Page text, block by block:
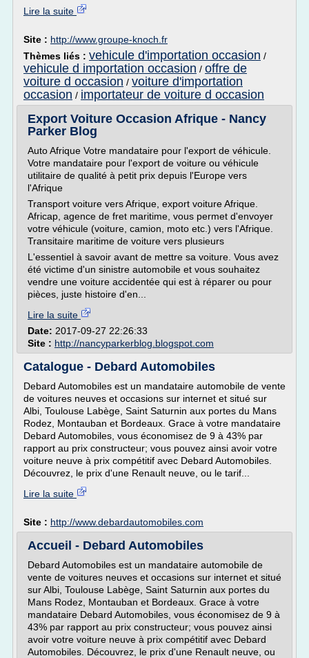
Lire la suite
Site : http://www.groupe-knoch.fr
Thèmes liés : vehicule d'importation occasion /
vehicule d importation occasion / offre de
voiture d occasion / voiture d'importation
occasion / importateur de voiture d occasion
Export Voiture Occasion Afrique - Nancy
Parker Blog
Auto Afrique Votre mandataire pour l'export de véhicule.
Votre mandataire pour l'export de voiture ou véhicule
utilitaire de qualité à petit prix depuis l'Europe vers
l'Afrique
Transport voiture vers Afrique, export voiture Afrique.
Africap, agence de fret maritime, vous permet d'envoyer
votre véhicule (voiture, camion, moto etc.) vers l'Afrique.
Transitaire maritime de voiture vers plusieurs
L'essentiel à savoir avant de mettre sa voiture. Vous avez
été victime d'un sinistre automobile et vous souhaitez
vendre une voiture accidentée qui est à réparer ou pour
pièces, juste histoire d'en...
Lire la suite
Date: 2017-09-27 22:26:33
Site : http://nancyparkerblog.blogspot.com
Catalogue - Debard Automobiles
Debard Automobiles est un mandataire automobile de vente
de voitures neuves et occasions sur internet et situé sur
Albi, Toulouse Labège, Saint Saturnin aux portes du Mans
Rodez, Montauban et Bordeaux. Grace à votre mandataire
Debard Automobiles, vous économisez de 9 à 43% par
rapport au prix constructeur; vous pouvez ainsi avoir votre
voiture neuve à prix compétitif avec Debard Automobiles.
Découvrez, le prix d'une Renault neuve, ou le tarif...
Lire la suite
Site : http://www.debardautomobiles.com
Accueil - Debard Automobiles
Debard Automobiles est un mandataire automobile de
vente de voitures neuves et occasions sur internet et situé
sur Albi, Toulouse Labège, Saint Saturnin aux portes du
Mans Rodez, Montauban et Bordeaux. Grace à votre
mandataire Debard Automobiles, vous économisez de 9 à
43% par rapport au prix constructeur; vous pouvez ainsi
avoir votre voiture neuve à prix compétitif avec Debard
Automobiles. Découvrez, le prix d'une Renault neuve, ou